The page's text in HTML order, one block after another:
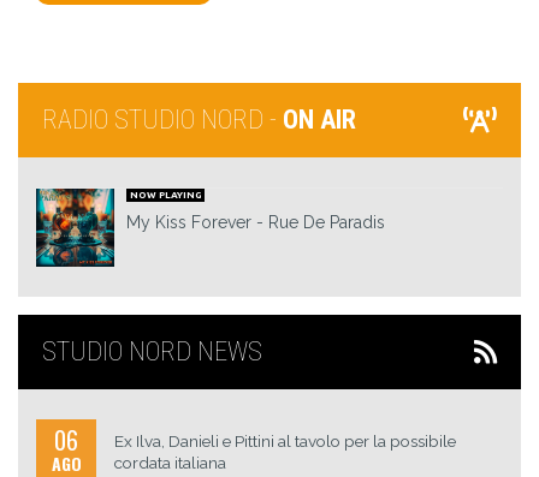
RADIO STUDIO NORD - ON AIR
NOW PLAYING
My Kiss Forever Rue De Paradis
STUDIO NORD NEWS
06
AGO
Ex Ilva, Danieli e Pittini al tavolo per la possibile
cordata italiana